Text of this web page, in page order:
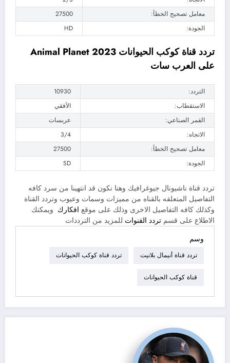
معامل تصحيح الخطأ:
27500
الجودة:
HD
تردد قناة كوكب الحيوانات 2023 Animal Planet
على العرب سات
التردد:
10930
الاستقطاب:
الأفقي
القمر الصناعي:
عربسات
الاتجاه:
3/4
معامل تصحيح الخطأ:
27500
الجودة:
SD
تردد قناة ناشيونال جيوغرافيك وهنا نكون قد انتهينا من سرد كافه
التفاصيل المتعلقه بالقناه من مميزات وسمات وعيوب وتردد القناة
وكذلك كافه التفاصيل الاخرى وذلك على موقع افكارك ويمكنك
الاطلاع على قسم تردد القنوات للمزيد من الترددات
وسم
تردد قناة أنيمال بلانيت تردد قناة كوكب الحيوانات
قناة كوكب الحيوانات